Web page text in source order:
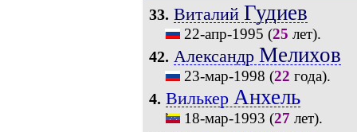
33. Виталий Гудиев
22-апр-1995 (25 лет).
42. Александр Мелихов
23-мар-1998 (22 года).
4. Вилькер Анхель
18-мар-1993 (27 лет).